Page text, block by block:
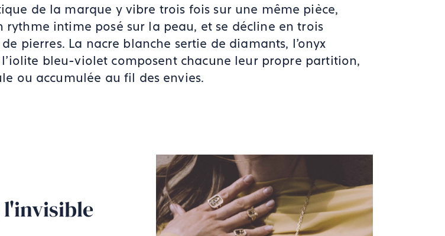
de la marque y vibre trois fois sur une même pièce,
rythme intime posé sur la peau, et se décline en trois
pierres. La nacre blanche sertie de diamants, l'onyx
bleu-violet composent chacune leur propre partition,
ou accumulée au fil des envies.
l'invisible